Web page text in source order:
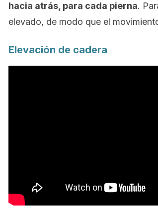
hacia atrás, para cada pierna.
elevado, de modo que el
Elevación de cadera